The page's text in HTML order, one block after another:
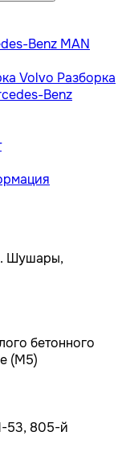
Benz MAN
Volvo Разборка
Benz
Шушары,
бетонного
(М5)
53, 805-й